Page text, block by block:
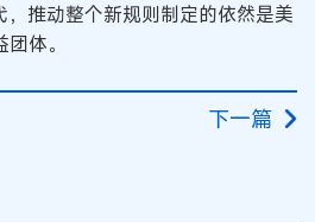
推动整个新规则制定的依然是美
体。
下一篇